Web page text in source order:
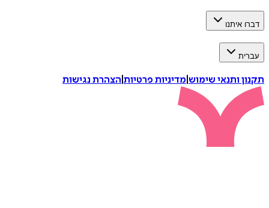
דברו איתנו
עברית
תקנון ותנאי שימוש מדיניות פרטיות הצהרת נגישות